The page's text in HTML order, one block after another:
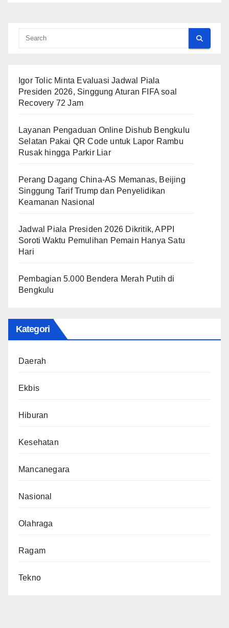
Igor Tolic Minta Evaluasi Jadwal Piala
Presiden 2026, Singgung Aturan FIFA soal
Recovery 72 Jam
Layanan Pengaduan Online Dishub Bengkulu
Selatan Pakai QR Code untuk Lapor Rambu
Rusak hingga Parkir Liar
Perang Dagang China-AS Memanas, Beijing
Singgung Tarif Trump dan Penyelidikan
Keamanan Nasional
Jadwal Piala Presiden 2026 Dikritik, APPI
Soroti Waktu Pemulihan Pemain Hanya Satu
Hari
Pembagian 5.000 Bendera Merah Putih di
Bengkulu
Kategori
Daerah
Ekbis
Hiburan
Kesehatan
Mancanegara
Nasional
Olahraga
Ragam
Tekno